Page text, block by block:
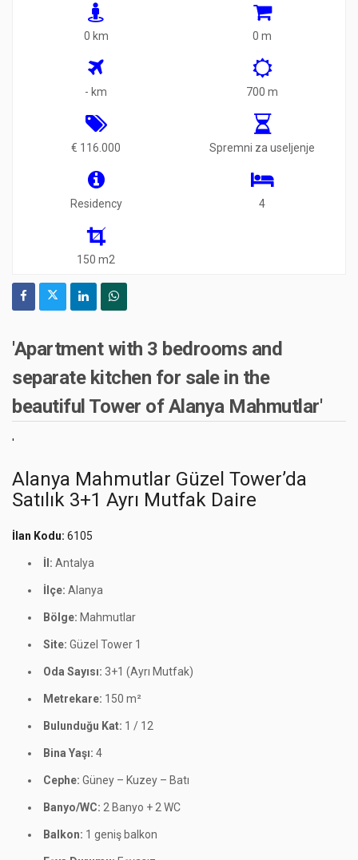
0 km 0 m
- km 700 m
€ 116.000 Spremni za useljenje
Residency 4
150 m2
'Apartment with 3 bedrooms and
separate kitchen for sale in the
beautiful Tower of Alanya Mahmutlar'
'
Alanya Mahmutlar Güzel Tower’da
Satılık 3+1 Ayrı Mutfak Daire
İlan Kodu: 6105
İl: Antalya
İlçe: Alanya
Bölge: Mahmutlar
Site: Güzel Tower 1
Oda Sayısı: 3+1 (Ayrı Mutfak)
Metrekare: 150 m²
Bulunduğu Kat: 1 / 12
Bina Yaşı: 4
Cephe: Güney – Kuzey – Batı
Banyo/WC: 2 Banyo + 2 WC
Balkon: 1 geniş balkon